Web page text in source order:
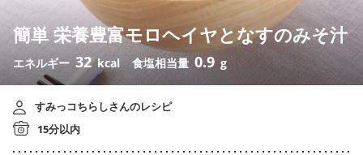
簡単 栄養豊富モロヘイヤとなすのみそ汁
エネルギー 32 kcal 食塩相当量 0.9 g
すみっコちらしさんのレシピ
15分以内